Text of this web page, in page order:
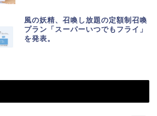
風の妖精、召喚し放題の定額制召喚
プラン「スーパーいつでもフライ」
を発表。